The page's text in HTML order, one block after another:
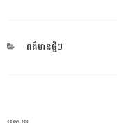
CATEGORIES
ពត៌មានថ្មីៗ
ការ​